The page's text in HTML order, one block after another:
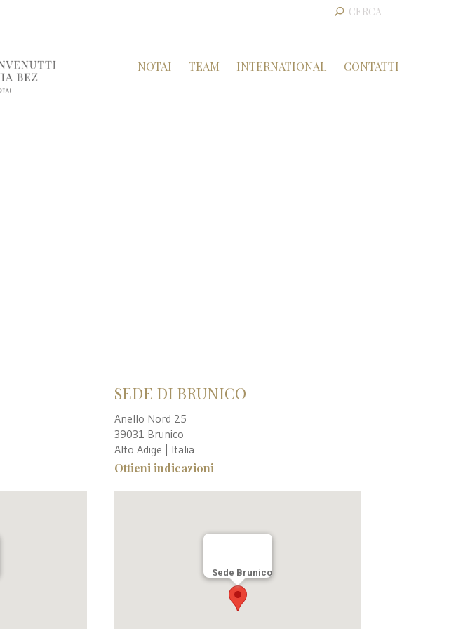
NOTAI TEAM INTERNATIONAL CONTATTI
SEDE DI BRUNICO
Anello Nord 25
39031 Brunico
Alto Adige | Italia
Ottieni indicazioni
Sede Brunico